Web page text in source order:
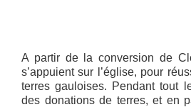
A partir de la conversion de
s’appuient sur l’église, pour
terres gauloises. Pendant tout
des donations de terres, et en